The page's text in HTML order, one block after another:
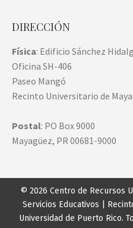
DIRECCIÓN
Física: Edificio Sánchez
Oficina SH-406
Paseo Mangó
Recinto Universitario de
Postal: PO Box 9000
Mayagüez, PR 00681-9000
© 2026 Centro de Recursos
Servicios Educativos |
Universidad de Puerto Rico.